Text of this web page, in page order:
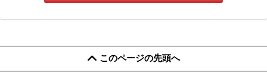
このページの先頭へ